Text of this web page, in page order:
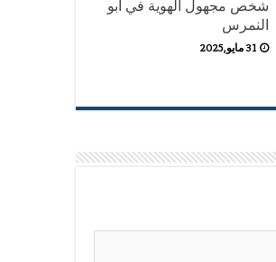
شخص مجهول الهوية في أبو
النمرس
31 مايو,2025